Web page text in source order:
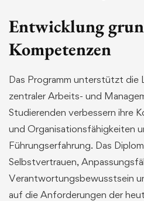
Entwicklung
Kompetenzen
Das Programm unterstützt die
zentraler Arbeits- und
Studierenden verbessern ihre
und Organisationsfähigkeiten
Führungserfahrung. Das
Selbstvertrauen,
Verantwortungsbewusstsein
auf die Anforderungen der